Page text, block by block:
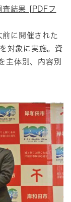
査結果 [PDFフ
に開催された
対象に実施。資
主体別、内容別